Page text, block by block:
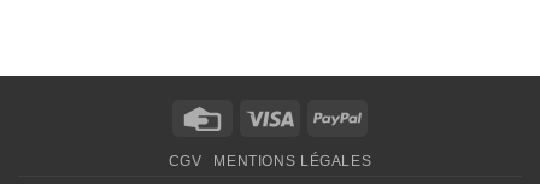
Credit
Visa PayPal
CGV MENTIONS LÉGALES